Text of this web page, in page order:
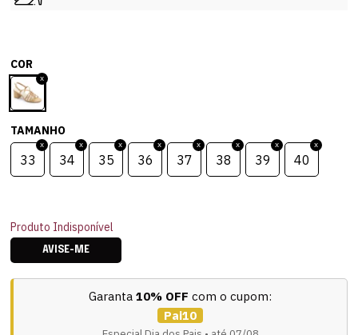
COR
TAMANHO
33 34 35 36 37 38 39 40
Produto Indisponível
AVISE-ME
Garanta 10% OFF com o cupom:
Pai10